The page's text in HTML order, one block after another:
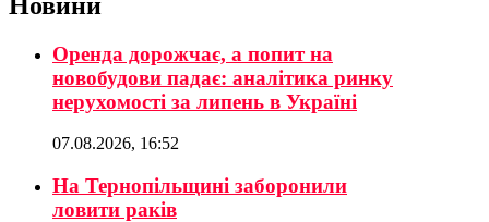
Оренда дорожчає, а попит на
новобудови падає: аналітика ринку
нерухомості за липень в Україні
07.08.2026, 16:52
На Тернопільщині заборонили
ловити раків